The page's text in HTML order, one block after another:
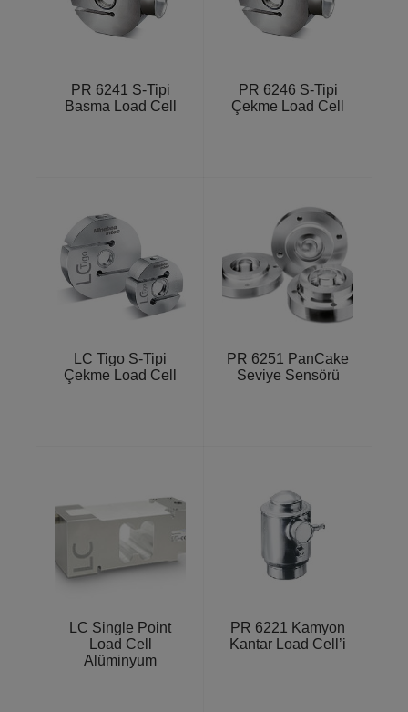
PR 6241 S-Tipi
Basma Load Cell
PR 6246 S-Tipi
Çekme Load Cell
LC Tigo S-Tipi
Çekme Load Cell
PR 6251 PanCake
Seviye Sensörü
LC Single Point
Load Cell
Alüminyum
PR 6221 Kamyon
Kantar Load Cell’i